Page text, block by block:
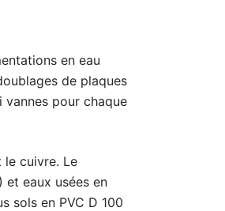
en eau
de plaques
vannes pour chaque
le cuivre. Le
et eaux usées en
sols en PVC D 100